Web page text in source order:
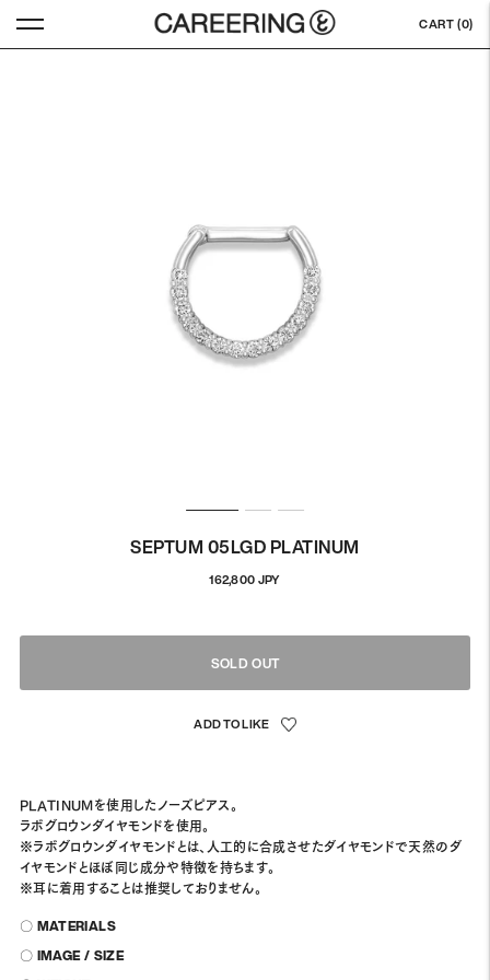
CART (0)
SEPTUM 05LGD PLATINUM
162,800 JPYRegular
SOLD OUT
PLATINUMを使用したノーズピアス。
ラボグロウンダイヤモンドを使用。
※ラボグロウンダイヤモンドとは、人工的に合成させたダイヤモンドで天然のダ
イヤモンドとほぼ同じ成分や特徴を持ちます。
※耳に着用することは推奨しておりません。
〇 MATERIALS
〇 IMAGE / SIZE